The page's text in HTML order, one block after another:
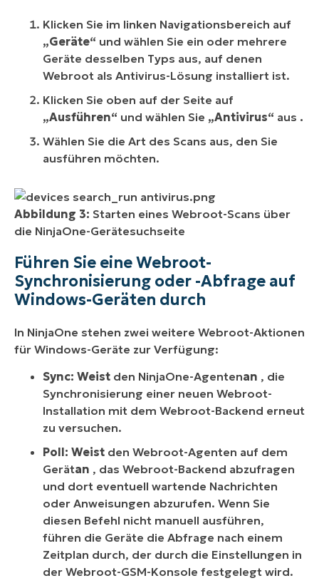
Klicken Sie im linken Navigationsbereich auf
„Geräte“ und wählen Sie ein oder mehrere
Geräte desselben Typs aus, auf denen
Webroot als Antivirus-Lösung installiert ist.
Klicken Sie oben auf der Seite auf
„Ausführen“ und wählen Sie „Antivirus“ aus .
Wählen Sie die Art des Scans aus, den Sie
ausführen möchten.
Abbildung 3: Starten eines Webroot-Scans über
die NinjaOne-Gerätesuchseite
Führen Sie eine Webroot-
Synchronisierung oder -Abfrage auf
Windows-Geräten durch
In NinjaOne stehen zwei weitere Webroot-Aktionen
für Windows-Geräte zur Verfügung:
Sync: Weist den NinjaOne-Agentenan , die
Synchronisierung einer neuen Webroot-
Installation mit dem Webroot-Backend erneut
zu versuchen.
Poll: Weist den Webroot-Agenten auf dem
Gerätan , das Webroot-Backend abzufragen
und dort eventuell wartende Nachrichten
oder Anweisungen abzurufen. Wenn Sie
diesen Befehl nicht manuell ausführen,
führen die Geräte die Abfrage nach einem
Zeitplan durch, der durch die Einstellungen in
der Webroot-GSM-Konsole festgelegt wird.